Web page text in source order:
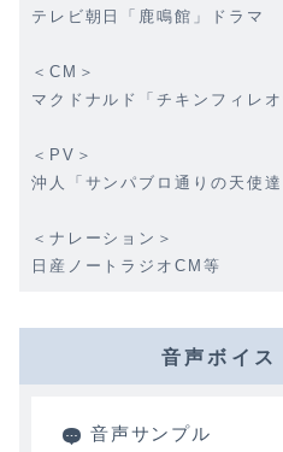
テレビ朝日「鹿鳴館」ドラマ
＜CM＞
マクドナルド「チキンフィレ
＜PV＞
沖人「サンパブロ通りの天使
＜ナレーション＞
日産ノートラジオCM等
音声ボイス
音声サンプル